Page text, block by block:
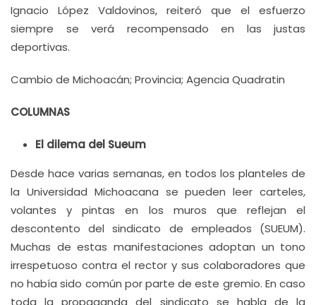
Ignacio López Valdovinos, reiteró que el esfuerzo
siempre se verá recompensado en las justas
deportivas.
Cambio de Michoacán; Provincia; Agencia Quadratin
COLUMNAS
El dilema del Sueum
Desde hace varias semanas, en todos los planteles de
la Universidad Michoacana se pueden leer carteles,
volantes y pintas en los muros que reflejan el
descontento del sindicato de empleados (SUEUM).
Muchas de estas manifestaciones adoptan un tono
irrespetuoso contra el rector y sus colaboradores que
no había sido común por parte de este gremio. En caso
toda la propaganda del sindicato se habla de la